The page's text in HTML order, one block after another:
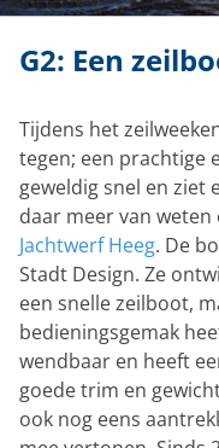
G2: Een
Tijdens het
tegen; een prachtige
geweldig snel en ziet
daar meer van
Jachtwerf Heeg. De
Stadt Design. Ze
een snelle zeilboot,
bedieningsgemak
wendbaar en heeft
goede trim en
ook nog eens